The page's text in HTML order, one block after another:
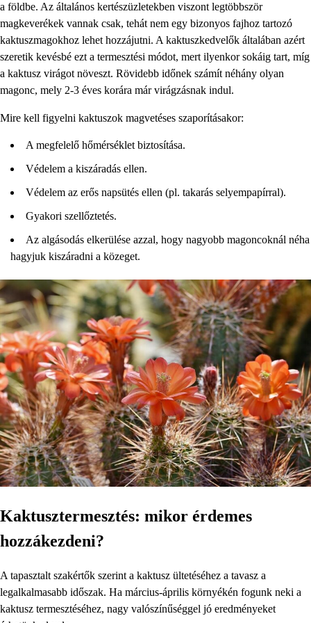
a földbe. Az általános kertészüzletekben viszont legtöbbször
magkeverékek vannak csak, tehát nem egy bizonyos fajhoz tartozó
kaktuszmagokhoz lehet hozzájutni. A kaktuszkedvelők általában azért
szeretik kevésbé ezt a termesztési módot, mert ilyenkor sokáig tart, míg
a kaktusz virágot növeszt. Rövidebb időnek számít néhány olyan
magonc, mely 2-3 éves korára már virágzásnak indul.
Mire kell figyelni kaktuszok magvetéses szaporításakor:
A megfelelő hőmérséklet biztosítása.
Védelem a kiszáradás ellen.
Védelem az erős napsütés ellen (pl. takarás selyempapírral).
Gyakori szellőztetés.
Az algásodás elkerülése azzal, hogy nagyobb magoncoknál néha
hagyjuk kiszáradni a közeget.
Kaktusztermesztés: mikor érdemes
hozzákezdeni?
A tapasztalt szakértők szerint a kaktusz ültetéséhez a tavasz a
legalkalmasabb időszak. Ha március-április környékén fogunk neki a
kaktusz termesztéséhez, nagy valószínűséggel jó eredményeket